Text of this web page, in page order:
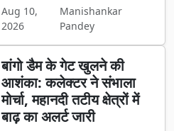
Aug 10,
2026
Manishankar
Pandey
बांगो डैम के गेट खुलने की
आशंका: कलेक्टर ने संभाला
मोर्चा, महानदी तटीय क्षेत्रों में
बाढ़ का अलर्ट जारी